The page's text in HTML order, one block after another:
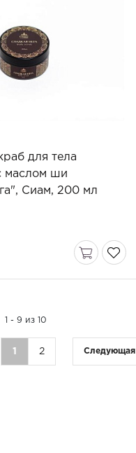
для тела
маслом ши
Сиам, 200 мл
1 - 9 из 10
1 2 Следующая